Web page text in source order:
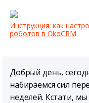
Инструкция: как
роботов в OkoCRM
Добрый день,
набираемся сил
неделей. Кстати,